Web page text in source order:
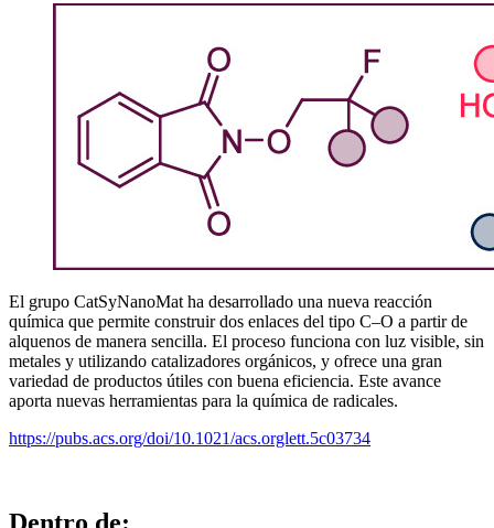
El grupo CatSyNanoMat ha desarrollado una nueva reacción
química que permite construir dos enlaces del tipo C–O a partir de
alquenos de manera sencilla. El proceso funciona con luz visible, sin
metales y utilizando catalizadores orgánicos, y ofrece una gran
variedad de productos útiles con buena eficiencia. Este avance
aporta nuevas herramientas para la química de radicales.
https://pubs.acs.org/doi/10.1021/acs.orglett.5c03734
Dentro de: